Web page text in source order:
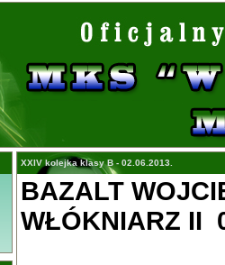
XXIV kolejka klasy B - 02.06.2013.
BAZALT
WŁÓKNIARZ II